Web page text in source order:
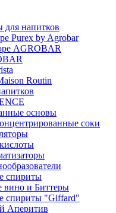
напитков
Purex by Agrobar
AGROBAR
Routin
основы
соки
спириты
вино и Биттеры
спириты "Giffard"
Аперитив